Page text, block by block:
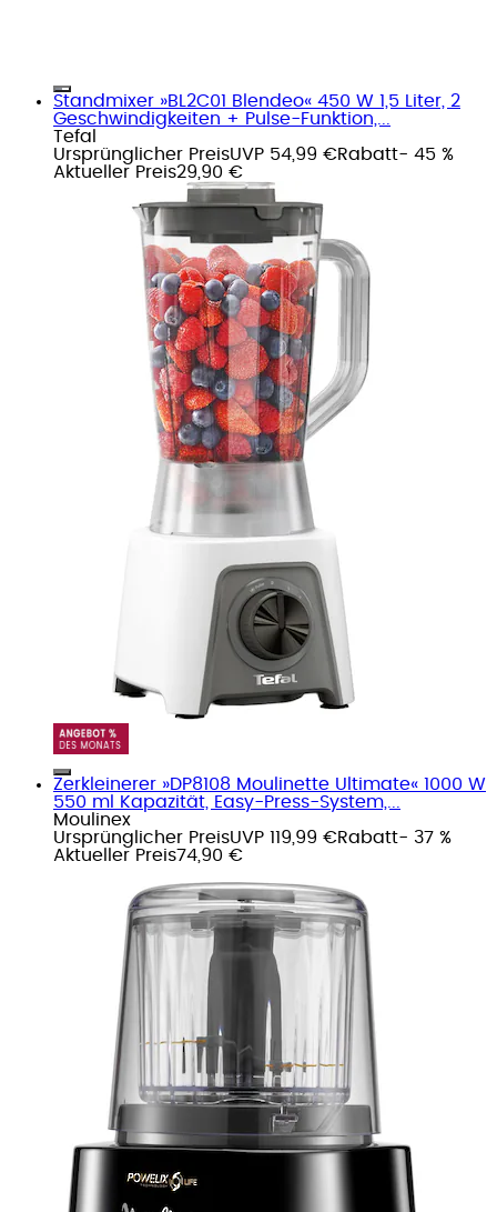
Standmixer »BL2C01 Blendeo« 450 W 1,5 Liter, 2
Geschwindigkeiten + Pulse-Funktion,...
Tefal
Ursprünglicher PreisUVP 54,99 €Rabatt- 45 %
Aktueller Preis29,90 €
Zerkleinerer »DP8108 Moulinette Ultimate« 1000 W
550 ml Kapazität, Easy-Press-System,...
Moulinex
Ursprünglicher PreisUVP 119,99 €Rabatt- 37 %
Aktueller Preis74,90 €